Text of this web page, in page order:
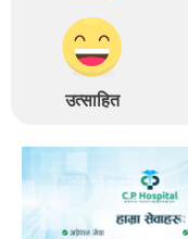
उत्साहित